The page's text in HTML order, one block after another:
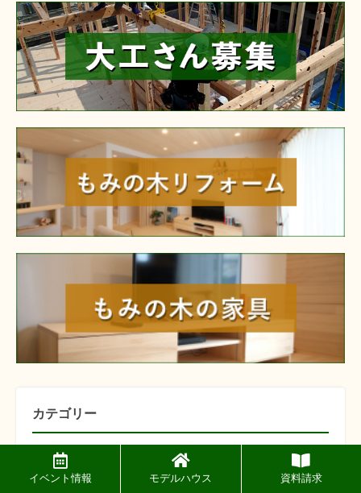
カテゴリー
建築の常
イベント情報 モデルハウス 資料請求